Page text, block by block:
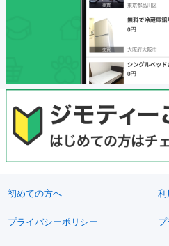
初めての方へ 利
プライバシーポリシー